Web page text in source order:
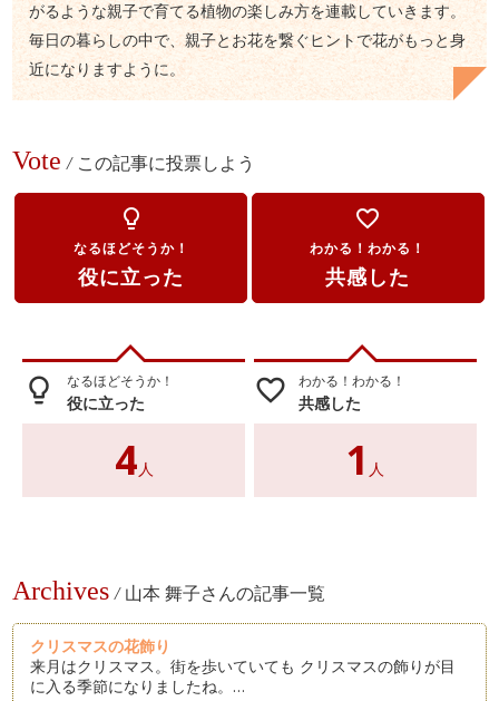
がるような親子で育てる植物の楽しみ方を連載していきます。
毎日の暮らしの中で、親子とお花を繋ぐヒントで花がもっと身
近になりますように。
Vote / この記事に投票しよう
lightbulb_outline
なるほどそうか！
役に立った
favorite_border
わかる！わかる！
共感した
lightbulb_outline なるほどそうか！
役に立った
4 人
favorite_border わかる！わかる！
共感した
1 人
Archives / 山本 舞子さんの記事一覧
クリスマスの花飾り
来月はクリスマス。街を歩いていても クリスマスの飾りが目
に入る季節になりましたね。…